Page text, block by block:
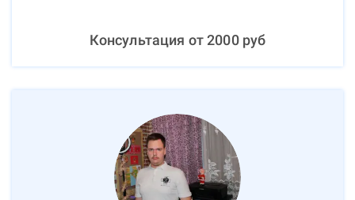
Консультация от2000руб